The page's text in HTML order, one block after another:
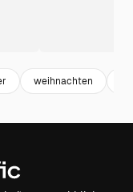
weihnachten